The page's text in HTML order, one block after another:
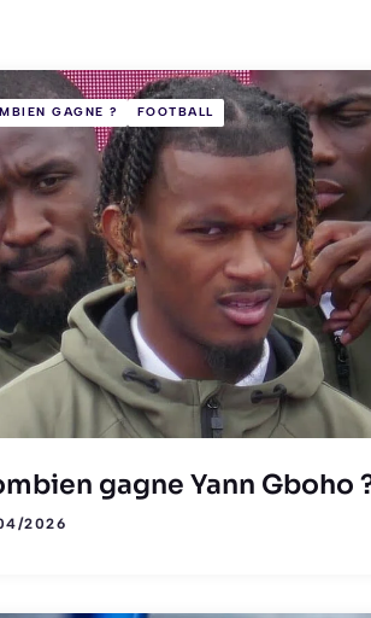
GAGNE ? FOOTBALL
gagne Yann Gboho
2026